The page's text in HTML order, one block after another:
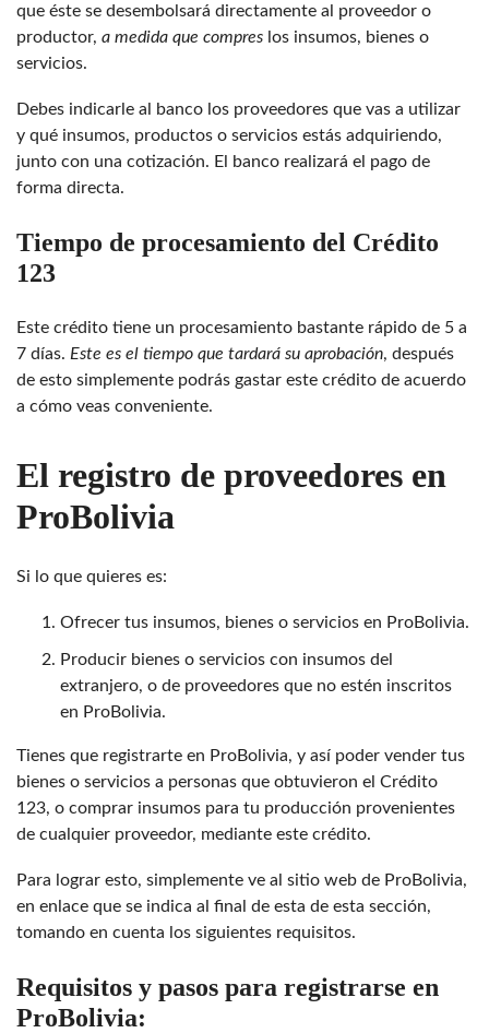
que éste se desembolsará directamente al proveedor o
productor, a medida que compres los insumos, bienes o
servicios.
Debes indicarle al banco los proveedores que vas a utilizar
y qué insumos, productos o servicios estás adquiriendo,
junto con una cotización. El banco realizará el pago de
forma directa.
Tiempo de procesamiento del Crédito
123
Este crédito tiene un procesamiento bastante rápido de 5 a
7 días. Este es el tiempo que tardará su aprobación, después
de esto simplemente podrás gastar este crédito de acuerdo
a cómo veas conveniente.
El registro de proveedores en
ProBolivia
Si lo que quieres es:
Ofrecer tus insumos, bienes o servicios en ProBolivia.
Producir bienes o servicios con insumos del
extranjero, o de proveedores que no estén inscritos
en ProBolivia.
Tienes que registrarte en ProBolivia, y así poder vender tus
bienes o servicios a personas que obtuvieron el Crédito
123, o comprar insumos para tu producción provenientes
de cualquier proveedor, mediante este crédito.
Para lograr esto, simplemente ve al sitio web de ProBolivia,
en enlace que se indica al final de esta de esta sección,
tomando en cuenta los siguientes requisitos.
Requisitos y pasos para registrarse en
ProBolivia: